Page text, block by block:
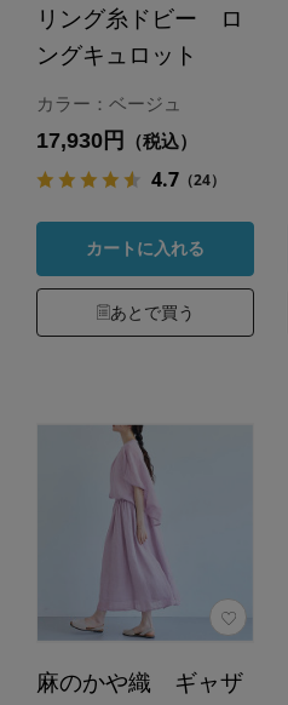
リング糸ドビー ロ
ングキュロット
カラー：ベージュ
17,930円 （税込）
4.7（24）
カートに入れる
あとで買う
麻のかや織 ギャザ